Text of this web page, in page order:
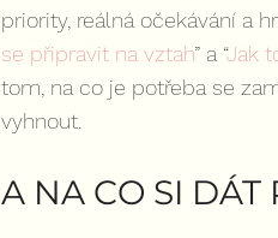
priority, reálná očekávání a
se připravit na vztah” a “Jak
tom, na co je potřeba se
vyhnout.
A NA CO SI DÁT